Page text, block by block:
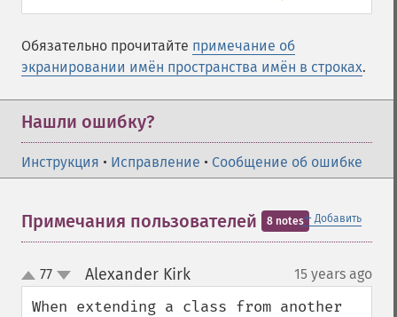
Обязательно прочитайте примечание об
экранировании имён пространства имён в строках.
Нашли ошибку?
Инструкция • Исправление • Сообщение об ошибке
＋ Добавить
Примечания пользователей 8 notes
up
down
77 Alexander Kirk¶ 15 years ago
When extending a class from another